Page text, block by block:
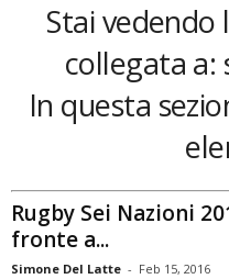
Stai vedendo
collegata a:
In questa
Rugby Sei Nazioni
fronte a...
Simone Del Latte - Feb 15, 2016